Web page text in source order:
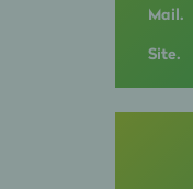
Mail.
Site.